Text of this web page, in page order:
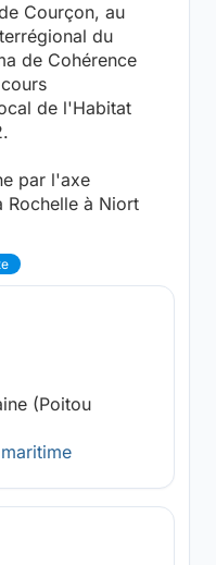
Courçon, au
du
de Cohérence
de l'Habitat
par l'axe
Rochelle à Niort
(Poitou